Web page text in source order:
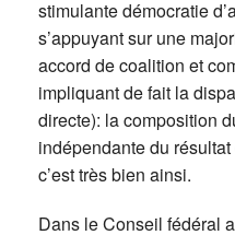
stimulante démocratie
s’appuyant sur une
accord de coalition et
impliquant de fait la
directe): la composition
indépendante du
c’est très bien ainsi.
Dans le Conseil fédéral